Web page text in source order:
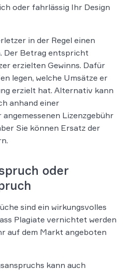
oder fahrlässig Ihr Design
in der Regel einen
Der Betrag entspricht
erzielten Gewinns. Dafür
legen, welche Umsätze er
erzielt hat. Alternativ kann
anhand einer
angemessenen Lizenzgebühr
Sie können Ersatz der
oder
sind ein wirkungsvolles
Plagiate vernichtet werden
auf dem Markt angeboten
kann auch